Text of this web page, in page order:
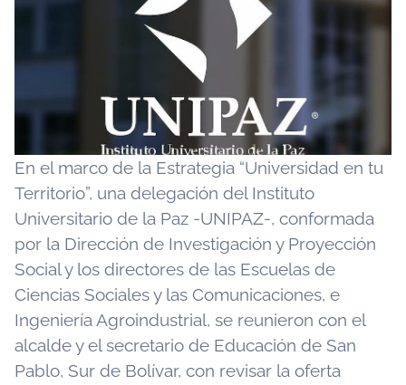
En el marco de la Estrategia “Universidad en tu
Territorio”, una delegación del Instituto
Universitario de la Paz -UNIPAZ-, conformada
por la Dirección de Investigación y Proyección
Social y los directores de las Escuelas de
Ciencias Sociales y las Comunicaciones, e
Ingeniería Agroindustrial, se reunieron con el
alcalde y el secretario de Educación de San
Pablo, Sur de Bolívar, con revisar la oferta